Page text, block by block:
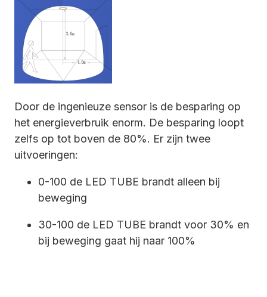
Door de ingenieuze sensor is de besparing op
het energieverbruik enorm. De besparing loopt
zelfs op tot boven de 80%. Er zijn twee
uitvoeringen:
0-100 de LED TUBE brandt alleen bij
beweging
30-100 de LED TUBE brandt voor 30% en
bij beweging gaat hij naar 100%